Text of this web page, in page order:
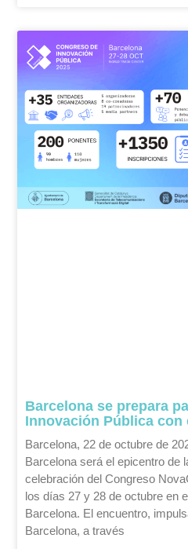
Barcelona se prepara
Innovación Pública
Barcelona, 22 de octubre de
Barcelona será el epicentro de
celebración del Congreso
los días 27 y 28 de octubre en
Barcelona. El encuentro,
Barcelona, a través